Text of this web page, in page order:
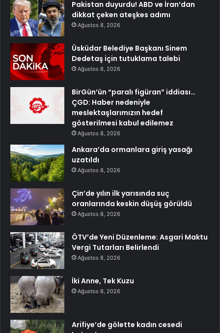
Pakistan duyurdu! ABD ve İran’dan
dikkat çeken ateşkes adımı
Ağustos 8, 2026
Üsküdar Belediye Başkanı Sinem
Dedetaş için tutuklama talebi
Ağustos 8, 2026
BirGün’ün “paralı figüran” iddiası…
ÇGD: Haber nedeniyle
meslektaşlarımızın hedef
gösterilmesi kabul edilemez
Ağustos 8, 2026
Ankara’da ormanlara giriş yasağı
uzatıldı
Ağustos 8, 2026
Çin’de yılın ilk yarısında suç
oranlarında keskin düşüş görüldü
Ağustos 8, 2026
ÖTV’de Yeni Düzenleme: Asgari Maktu
Vergi Tutarları Belirlendi
Ağustos 8, 2026
İki Anne, Tek Kuzu
Ağustos 8, 2026
Arifiye’de gölette kadın cesedi